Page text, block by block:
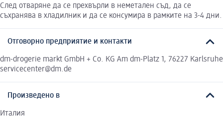
След отваряне да се прехвърли в неметален съд, да се
съхранява в хладилник и да се консумира в рамките на 3-4 дни.
Отговорно предприятие и контакти
dm-drogerie markt GmbH + Co. KG Am dm-Platz 1, 76227 Karlsruhe
servicecenter@dm.de
Произведено в
Италия